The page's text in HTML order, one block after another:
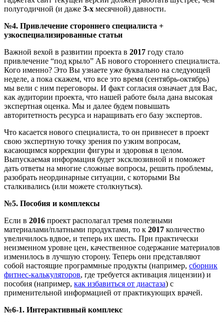
полугодичной (и даже 3-х месячной) давности.
№4. Привлечение стороннего специалиста +
узкоспециализированные статьи
Важной вехой в развитии проекта в 2017 году стало
привлечение “под крыло” АБ нового стороннего специалиста.
Кого именно? Это Вы узнаете уже буквально на следующей
неделе, а пока скажем, что все это время (сентябрь-октябрь)
мы вели с ним переговоры. И факт согласия означает для Вас,
как аудитории проекта, что нашей работе была дана высокая
экспертная оценка. Мы и далее будем повышать
авторитетность ресурса и наращивать его базу экспертов.
Что касается нового специалиста, то он привнесет в проект
свою экспертную точку зрения по узким вопросам,
касающимся коррекции фигуры и здоровья в целом.
Выпускаемая информация будет эксклюзивной и поможет
дать ответы на многие сложные вопросы, решить проблемы,
разобрать неординарные ситуации, с которыми Вы
сталкивались (или можете столкнуться).
№5. Пособия и комплексы
Если в 2016 проект располагал тремя полезными
материалами/платными продуктами, то к 2017 количество
увеличилось вдвое, и теперь их шесть. При практически
неизменном уровне цен, качественное содержание материалов
изменилось в лучшую сторону. Теперь они представляют
собой настоящие программные продукты (например, сборник
фитнес-калькуляторов, где требуется активация лицензии) и
пособия (например, как избавиться от диастаза) с
применительной информацией от практикующих врачей.
№6-1. Интерактивный комплекс